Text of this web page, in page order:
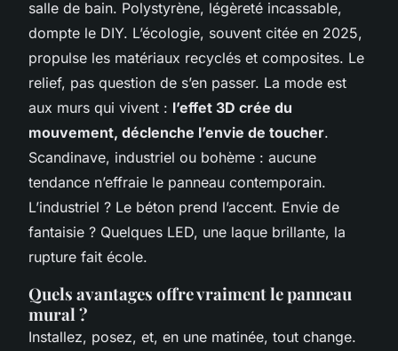
salle de bain. Polystyrène, légèreté incassable,
dompte le DIY. L’écologie, souvent citée en 2025,
propulse les matériaux recyclés et composites. Le
relief, pas question de s’en passer. La mode est
aux murs qui vivent : l’effet 3D crée du
mouvement, déclenche l’envie de toucher.
Scandinave, industriel ou bohème : aucune
tendance n’effraie le panneau contemporain.
L’industriel ? Le béton prend l’accent. Envie de
fantaisie ? Quelques LED, une laque brillante, la
rupture fait école.
Quels avantages offre vraiment le panneau
mural ?
Installez, posez, et, en une matinée, tout change.